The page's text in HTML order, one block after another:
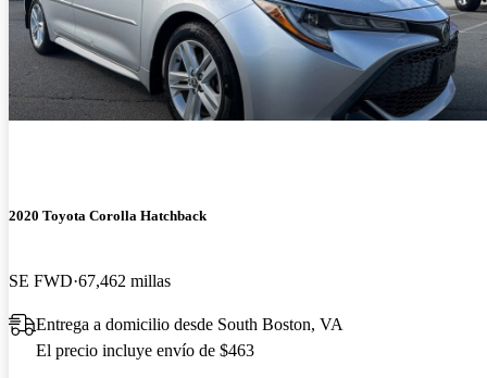
2020 Toyota Corolla Hatchback
SE FWD 67,462 millas
Entrega a domicilio desde South Boston, VA
El precio incluye envío de $463